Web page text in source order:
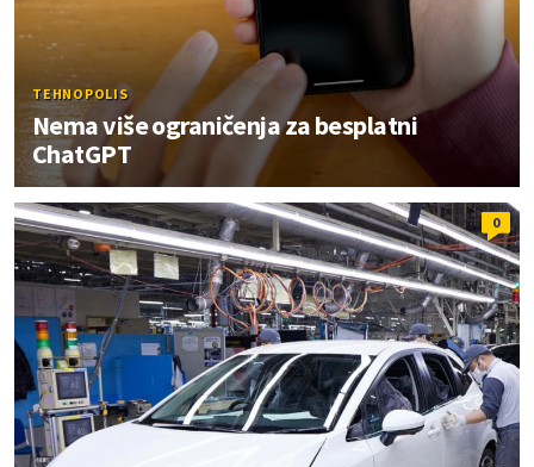
TEHNOPOLIS
Nema više ograničenja za besplatni
ChatGPT
0